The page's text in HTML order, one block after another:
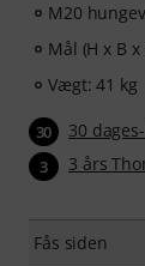
M20
Mål (H x B
Vægt: 41 kg
30 30
3 3 års
Fås siden